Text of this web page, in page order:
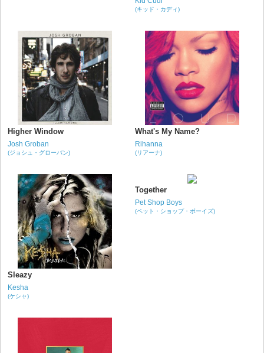
(キッド・カディ)
Higher Window
Josh Groban
(ジョシュ・グローバン)
What's My Name?
Rihanna
(リアーナ)
Sleazy
Kesha
(ケシャ)
Together
Pet Shop Boys
(ペット・ショップ・ボーイズ)